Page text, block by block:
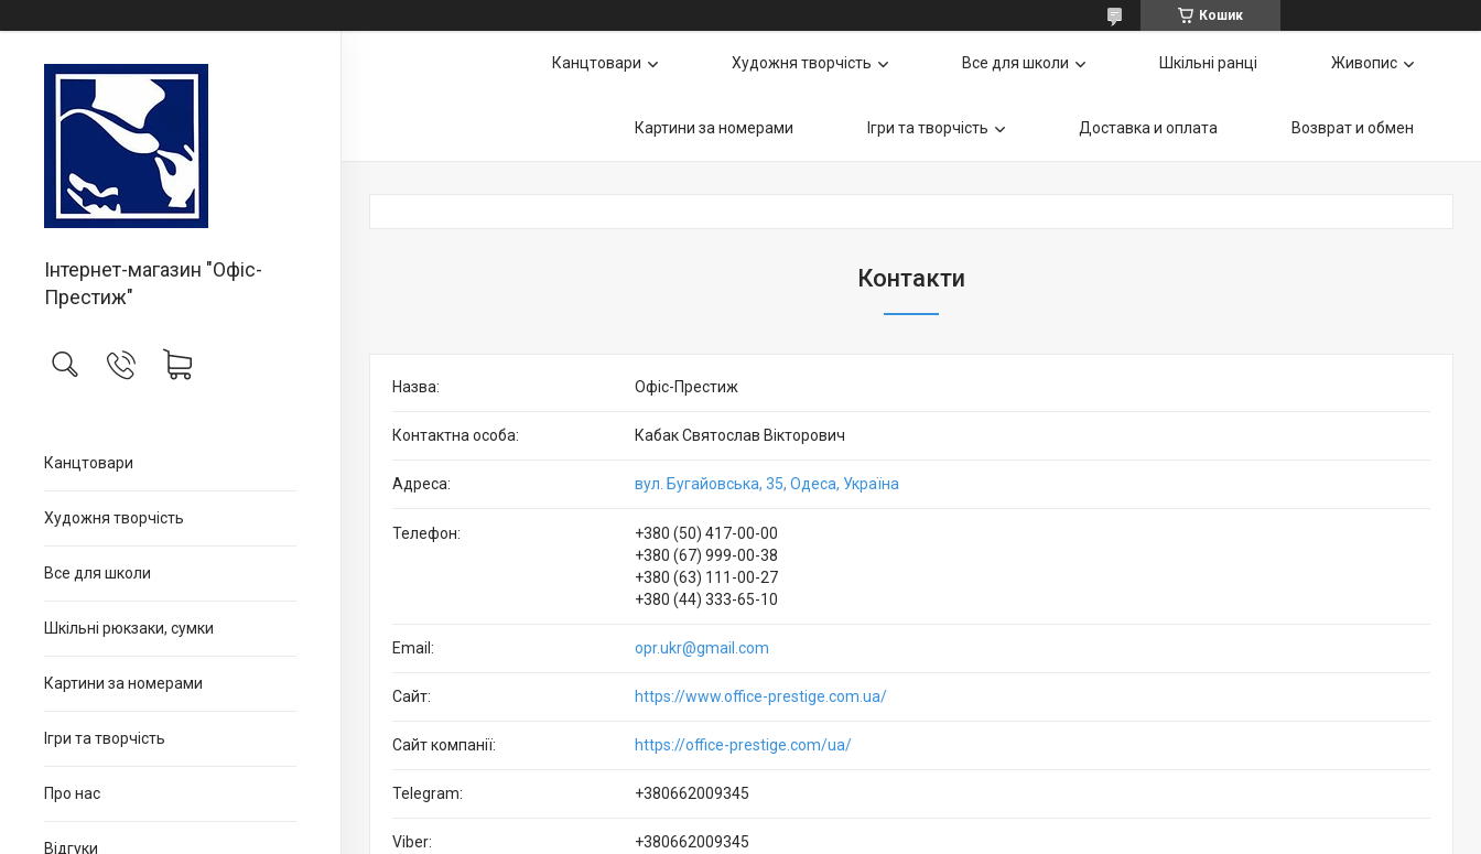
Кошик
Інтернет-магазин "Офіс-
Престиж"
Канцтовари
Художня творчість
Все для школи
Шкільні рюкзаки, сумки
Картини за номерами
Ігри та творчість
Про нас
Відгуки
Канцтовари Художня творчість Все для школи Шкільні ранці Живопис
Картини за номерами Ігри та творчість Доставка и оплата Возврат и обмен
Контакти
Офіс-Престиж
Кабак Святослав Вікторович
вул. Бугайовська, 35, Одеса, Україна
+380 (50) 417-00-00
+380 (67) 999-00-38
+380 (63) 111-00-27
+380 (44) 333-65-10
opr.ukr@gmail.com
https://www.office-prestige.com.ua/
https://office-prestige.com/ua/
+380662009345
+380662009345